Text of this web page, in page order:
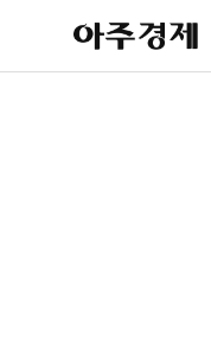
아
주
제